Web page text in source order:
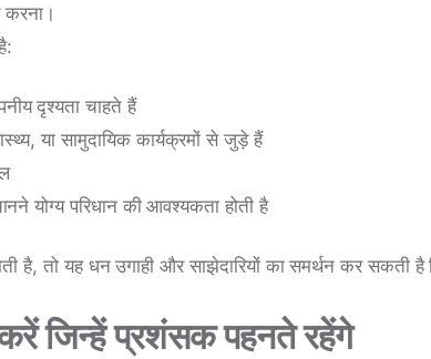
करना।
दृश्यता चाहते हैं
या सामुदायिक कार्यक्रमों से जुड़े हैं
योग्य परिधान की आवश्यकता होती है
है, तो यह धन उगाही और साझेदारियों का समर्थन कर सकती है
जिन्हें प्रशंसक पहनते रहेंगे